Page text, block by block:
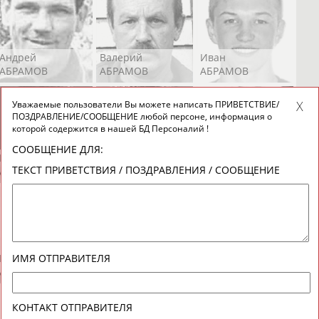
Андрей
АБРАМОВ
Валерий
АБРАМОВ
Иван
АБРАМОВ
Екатерина
АБРАМОВА
Ирина
АБРАМОВА
АБРАМОВА
Иракли
АБРАМЯН
Осеп
АБРАМЯН
АБРАРОВ
Уважаемые пользователи Вы можете написать ПРИВЕТСТВИЕ/
ПОЗДРАВЛЕНИЕ/СООБЩЕНИЕ любой персоне, информация о
которой содержится в нашей БД Персоналий !
СООБЩЕНИЕ ДЛЯ:
ТЕКСТ ПРИВЕТСТВИЯ / ПОЗДРАВЛЕНИЯ / СООБЩЕНИЕ
ИМЯ ОТПРАВИТЕЛЯ
КОНТАКТ ОТПРАВИТЕЛЯ